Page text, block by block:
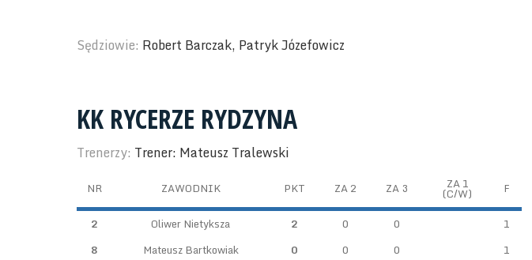
Sędziowie: Robert Barczak, Patryk Józefowicz
KK RYCERZE RYDZYNA
Trenerzy: Trener: Mateusz Tralewski
NR ZAWODNIK PKT ZA 2 ZA 3 ZA 1
(C/W) F
2 Oliwer Nietyksza 2 0 0
1
8
Mateusz Bartkowiak 0 0 0
1